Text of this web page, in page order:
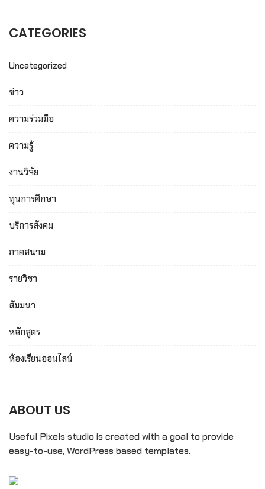
CATEGORIES
Uncategorized
ข่าว
ความร่วมมือ
ความรู้
งานวิจัย
ทุนการศึกษา
บริการสังคม
ภาคสนาม
รายวิชา
สัมมนา
หลักสูตร
ห้องเรียนออนไลน์
ABOUT US
Useful Pixels studio is created with a goal to provide
easy-to-use, WordPress based templates.